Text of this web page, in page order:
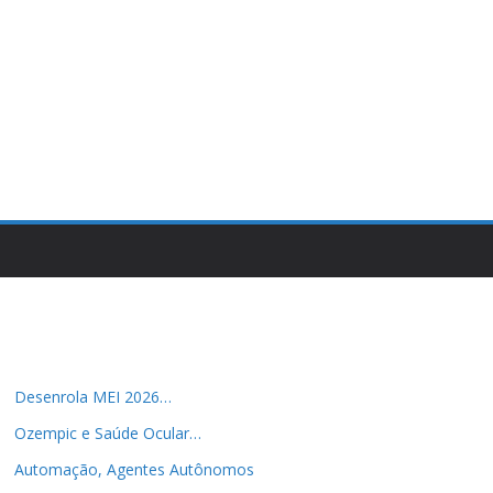
Desenrola MEI 2026…
Ozempic e Saúde Ocular…
Automação, Agentes Autônomos